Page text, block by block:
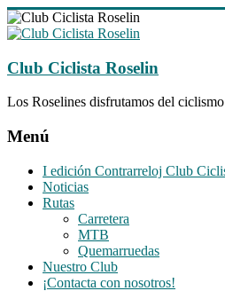
Saltar
al
Club Ciclista Roselin
Los Roselines disfrutamos del ciclismo
Menú
I edición Contrarreloj Club
Noticias
Rutas
Carretera
MTB
Quemarruedas
Nuestro Club
¡Contacta con nosotros!